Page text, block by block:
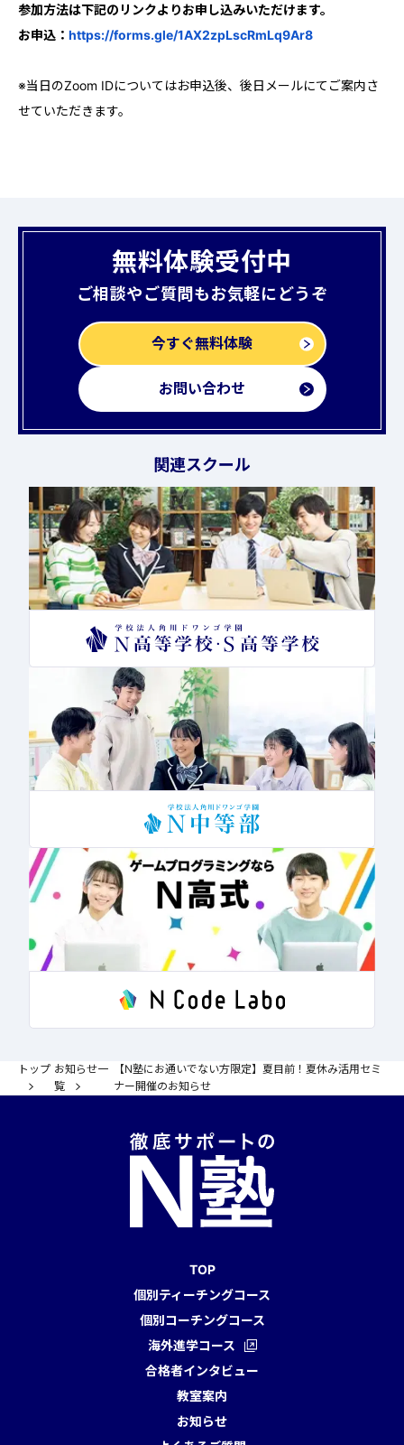
参加方法は下記のリンクよりお申し込みいただけます。
お申込： https://forms.gle/1AX2zpLscRmLq9Ar8
※当日のZoom IDについてはお申込後、後日メールにてご案内さ
せていただきます。
無料体験受付中
ご相談やご質問もお気軽にどうぞ
今すぐ無料体験
お問い合わせ
関連スクール
トップ お知らせ一
覧
【N塾にお通いでない方限定】夏目前！夏休み活用セミ
ナー開催のお知らせ
TOP
合格者インタビュー
教室案内
個別ティーチングコース
個別コーチングコース
海外進学コース
お知らせ